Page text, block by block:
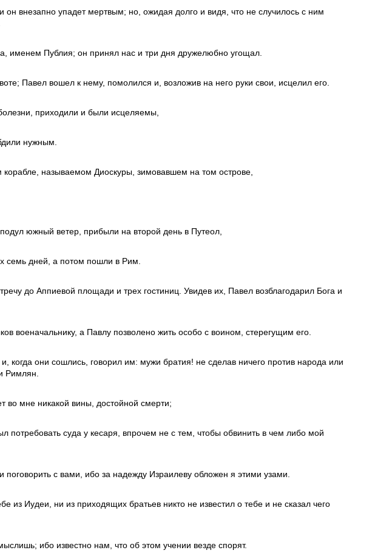
внезапно упадет мертвым; но, ожидая долго и видя, что не случилось с ним
именем Публия; он принял нас и три дня дружелюбно угощал.
Павел вошел к нему, помолился и, возложив на него руки свои, исцелил его.
приходили и были исцеляемы,
нужным.
называемом Диоскуры, зимовавшем на том острове,
южный ветер, прибыли на второй день в Путеол,
семь дней, а потом пошли в Рим.
до Аппиевой площади и трех гостиниц. Увидев их, Павел возблагодарил Бога и
военачальнику, а Павлу позволено жить особо с воином, стерегущим его.
когда они сошлись, говорил им: мужи братия! не сделав ничего против народа или
Римлян.
во мне никакой вины, достойной смерти;
потребовать суда у кесаря, впрочем не с тем, чтобы обвинить в чем либо мой
с вами, ибо за надежду Израилеву обложен я этими узами.
Иудеи, ни из приходящих братьев никто не известил о тебе и не сказал чего
ибо известно нам, что об этом учении везде спорят.